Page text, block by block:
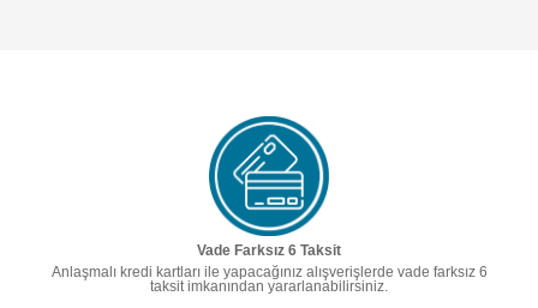
Vade Farksız 6 Taksit
Anlaşmalı kredi kartları ile yapacağınız alışverişlerde vade farksız 6
taksit imkanından yararlanabilirsiniz.